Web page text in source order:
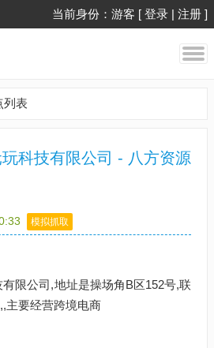
当前身份：游客 [ 登录 | 注册 ]
列表
科技有限公司 - 八方资源
模拟抓取
限公司,地址是操场角B区152号,联
主要经营跨境电商